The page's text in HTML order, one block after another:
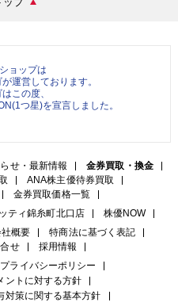
ョップは
運営しております。
この度、
つ星)を宣言しました。
せ・最新情報
金券買取・換金
ANA株主優待券買取
金券買取価格一覧
ティ錦糸町北口店
株優NOW
社概要
特商法に基づく表記
せ
採用情報
プライバシーポリシー
ントに対する方針
対策に関する基本方針